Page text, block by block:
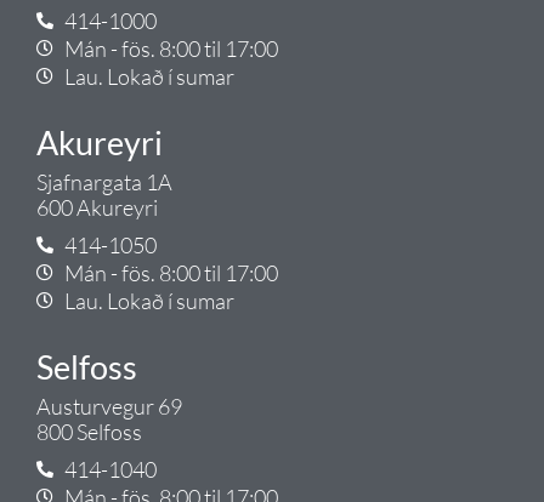
414-1000
Mán - fös. 8:00 til 17:00
Lau. Lokað í sumar
Akureyri
Sjafnargata 1A
600 Akureyri
414-1050
Mán - fös. 8:00 til 17:00
Lau. Lokað í sumar
Selfoss
Austurvegur 69
800 Selfoss
414-1040